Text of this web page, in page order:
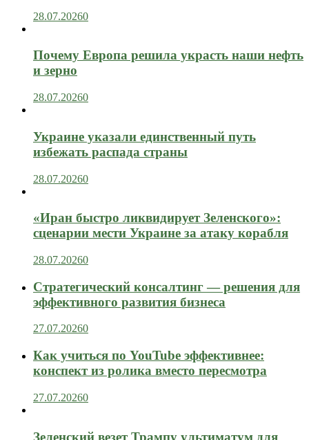
28.07.20260
Почему Европа решила украсть наши нефть
и зерно
28.07.20260
Украине указали единственный путь
избежать распада страны
28.07.20260
«Иран быстро ликвидирует Зеленского»:
сценарии мести Украине за атаку корабля
28.07.20260
Стратегический консалтинг — решения для
эффективного развития бизнеса
27.07.20260
Как учиться по YouTube эффективнее:
конспект из ролика вместо пересмотра
27.07.20260
Зеленский везет Трампу ультиматум для